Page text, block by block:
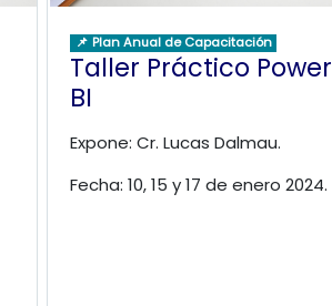
📌 Plan Anual de Capacitación
Taller Práctico Power
BI
Expone: Cr. Lucas Dalmau.
Fecha: 10, 15 y 17 de enero 2024.